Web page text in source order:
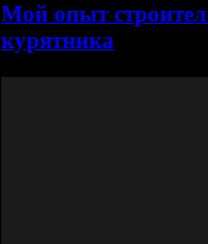
Мой опыт
курятника